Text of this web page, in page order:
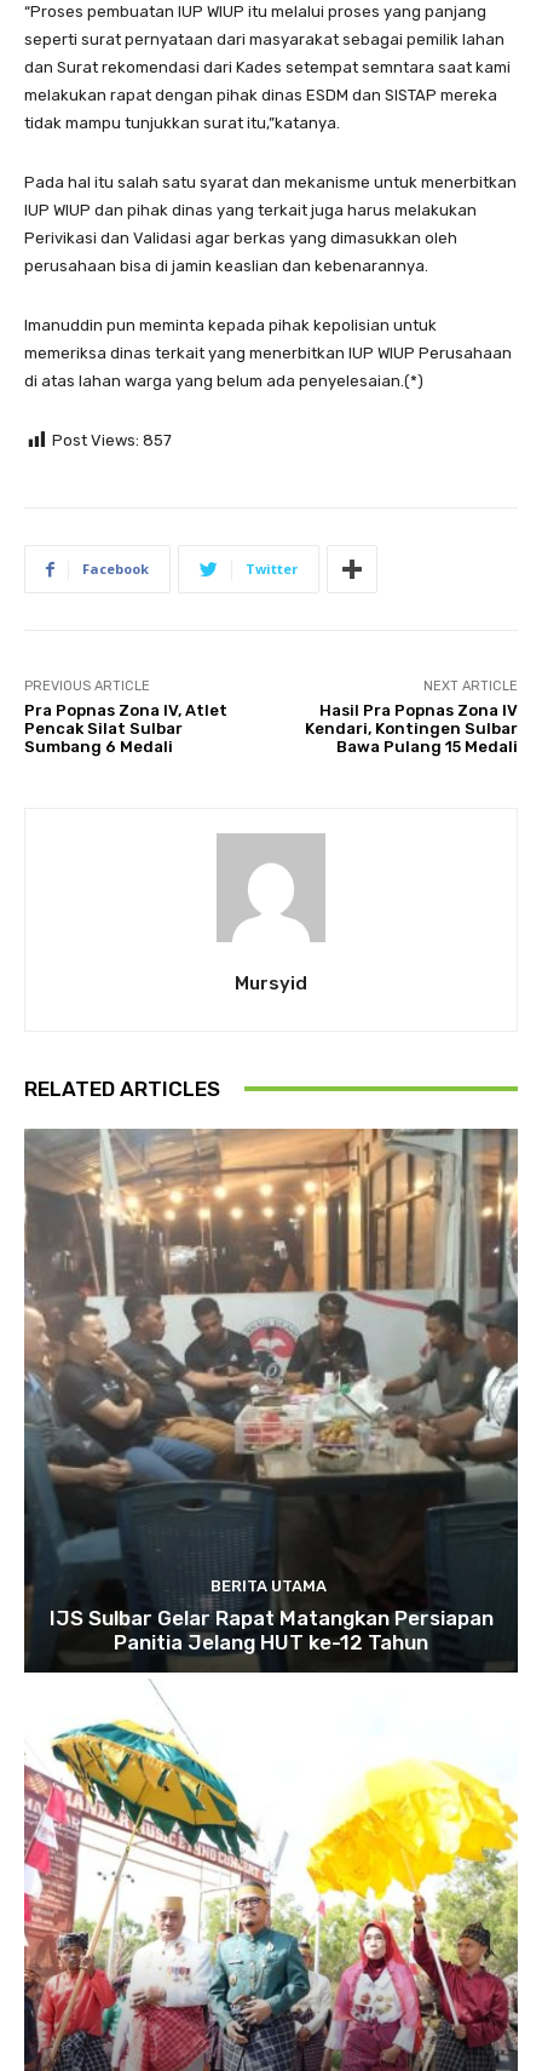
“Proses pembuatan IUP WIUP itu melalui proses yang panjang
seperti surat pernyataan dari masyarakat sebagai pemilik lahan
dan Surat rekomendasi dari Kades setempat semntara saat kami
melakukan rapat dengan pihak dinas ESDM dan SISTAP mereka
tidak mampu tunjukkan surat itu,”katanya.
Pada hal itu salah satu syarat dan mekanisme untuk menerbitkan
IUP WIUP dan pihak dinas yang terkait juga harus melakukan
Perivikasi dan Validasi agar berkas yang dimasukkan oleh
perusahaan bisa di jamin keaslian dan kebenarannya.
Imanuddin pun meminta kepada pihak kepolisian untuk
memeriksa dinas terkait yang menerbitkan IUP WIUP Perusahaan
di atas lahan warga yang belum ada penyelesaian.(*)
Post Views: 857
Facebook Twitter
PREVIOUS ARTICLE
Pra Popnas Zona IV, Atlet
Pencak Silat Sulbar
Sumbang 6 Medali
NEXT ARTICLE
Hasil Pra Popnas Zona IV
Kendari, Kontingen Sulbar
Bawa Pulang 15 Medali
Mursyid
RELATED ARTICLES
BERITA UTAMA
IJS Sulbar Gelar Rapat Matangkan Persiapan
Panitia Jelang HUT ke-12 Tahun